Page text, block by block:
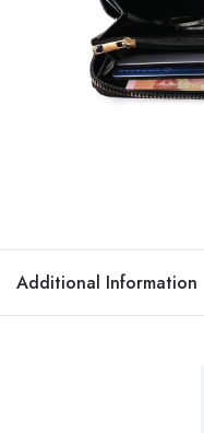
Additional Information